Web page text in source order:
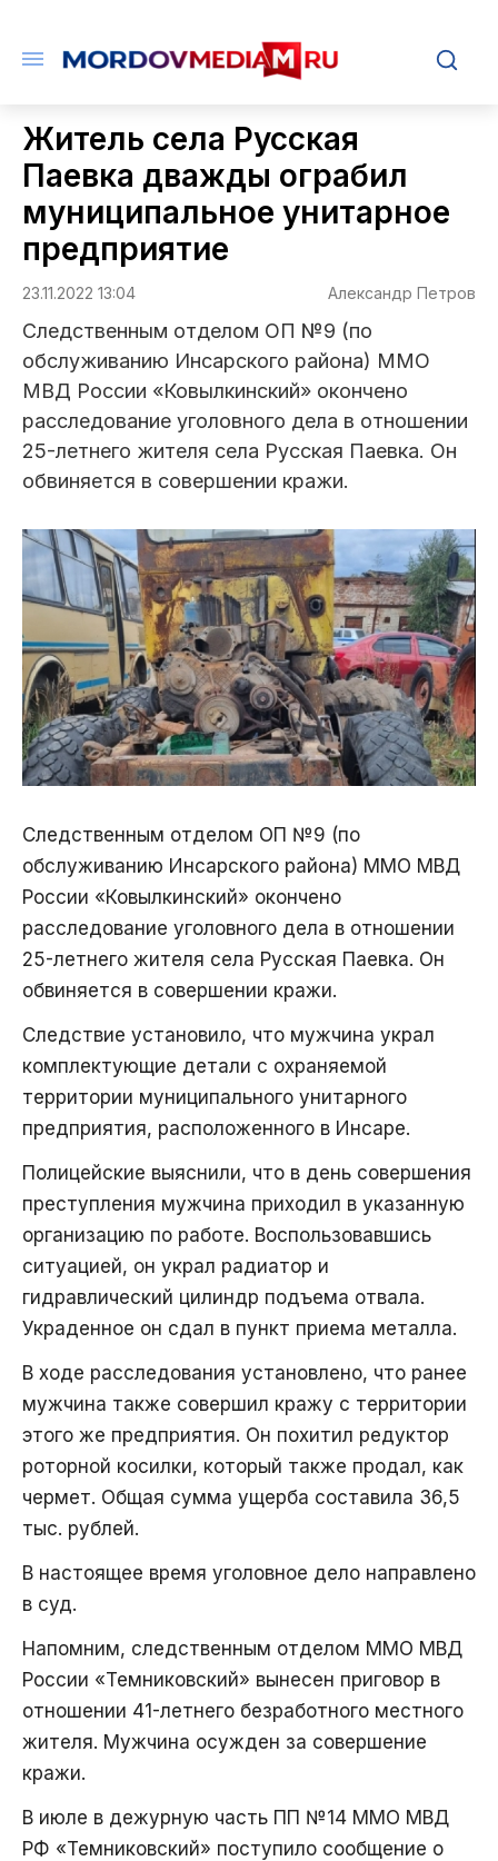
Житель села Русская
Паевка дважды ограбил
муниципальное унитарное
предприятие
23.11.2022 13:04 Александр Петров
Следственным отделом ОП №9 (по
обслуживанию Инсарского района) ММО
МВД России «Ковылкинский» окончено
расследование уголовного дела в отношении
25-летнего жителя села Русская Паевка. Он
обвиняется в совершении кражи.
Следственным отделом ОП №9 (по
обслуживанию Инсарского района) ММО МВД
России «Ковылкинский» окончено
расследование уголовного дела в отношении
25-летнего жителя села Русская Паевка. Он
обвиняется в совершении кражи.
Следствие установило, что мужчина украл
комплектующие детали с охраняемой
территории муниципального унитарного
предприятия, расположенного в Инсаре.
Полицейские выяснили, что в день совершения
преступления мужчина приходил в указанную
организацию по работе. Воспользовавшись
ситуацией, он украл радиатор и
гидравлический цилиндр подъема отвала.
Украденное он сдал в пункт приема металла.
В ходе расследования установлено, что ранее
мужчина также совершил кражу с территории
этого же предприятия. Он похитил редуктор
роторной косилки, который также продал, как
чермет. Общая сумма ущерба составила 36,5
тыс. рублей.
В настоящее время уголовное дело направлено
в суд.
Напомним, следственным отделом ММО МВД
России «Темниковский» вынесен приговор в
отношении 41-летнего безработного местного
жителя. Мужчина осужден за совершение
кражи.
В июле в дежурную часть ПП №14 ММО МВД
РФ «Темниковский» поступило сообщение о